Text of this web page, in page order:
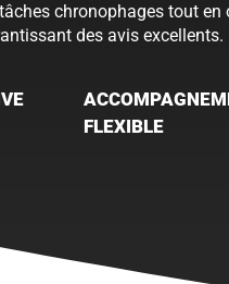
chronophages tout
des avis excellents.
FLEXIBLE